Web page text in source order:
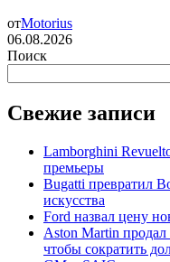
отMotorius
06.08.2026
Поиск
Свежие записи
Lamborghini
премьеры
Bugatti превратил
искусства
Ford назвал цену
Aston Martin
чтобы сократить